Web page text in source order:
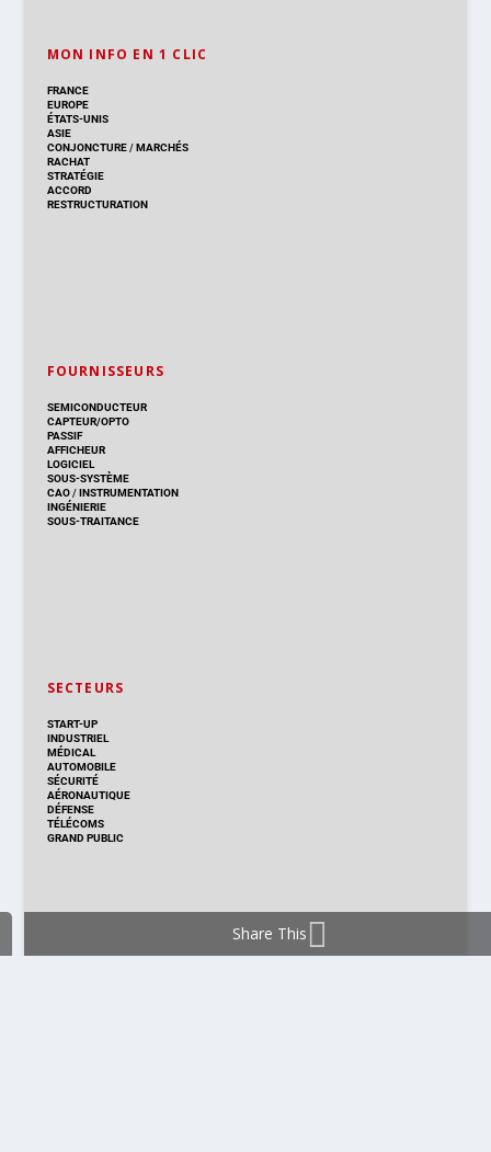
MON INFO EN 1 CLIC
FRANCE
EUROPE
ÉTATS-UNIS
ASIE
CONJONCTURE/MARCHÉS
RACHAT
STRATÉGIE
ACCORD
RESTRUCTURATION
FOURNISSEURS
SEMICONDUCTEUR
CAPTEUR/OPTO
PASSIF
AFFICHEUR
LOGICIEL
SOUS-SYSTÈME
CAO/INSTRUMENTATION
INGÉNIERIE
SOUS-TRAITANCE
SECTEURS
START-UP
INDUSTRIEL
MÉDICAL
AUTOMOBILE
SÉCURITÉ
AÉRONAUTIQUE
DÉFENSE
TÉLÉCOMS
GRAND PUBLIC
Share This